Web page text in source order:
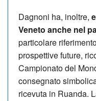
Dagnoni ha, inoltre,
Veneto anche nel
particolare
prospettive future,
Campionato del
consegnato
ricevuta in Ruanda.